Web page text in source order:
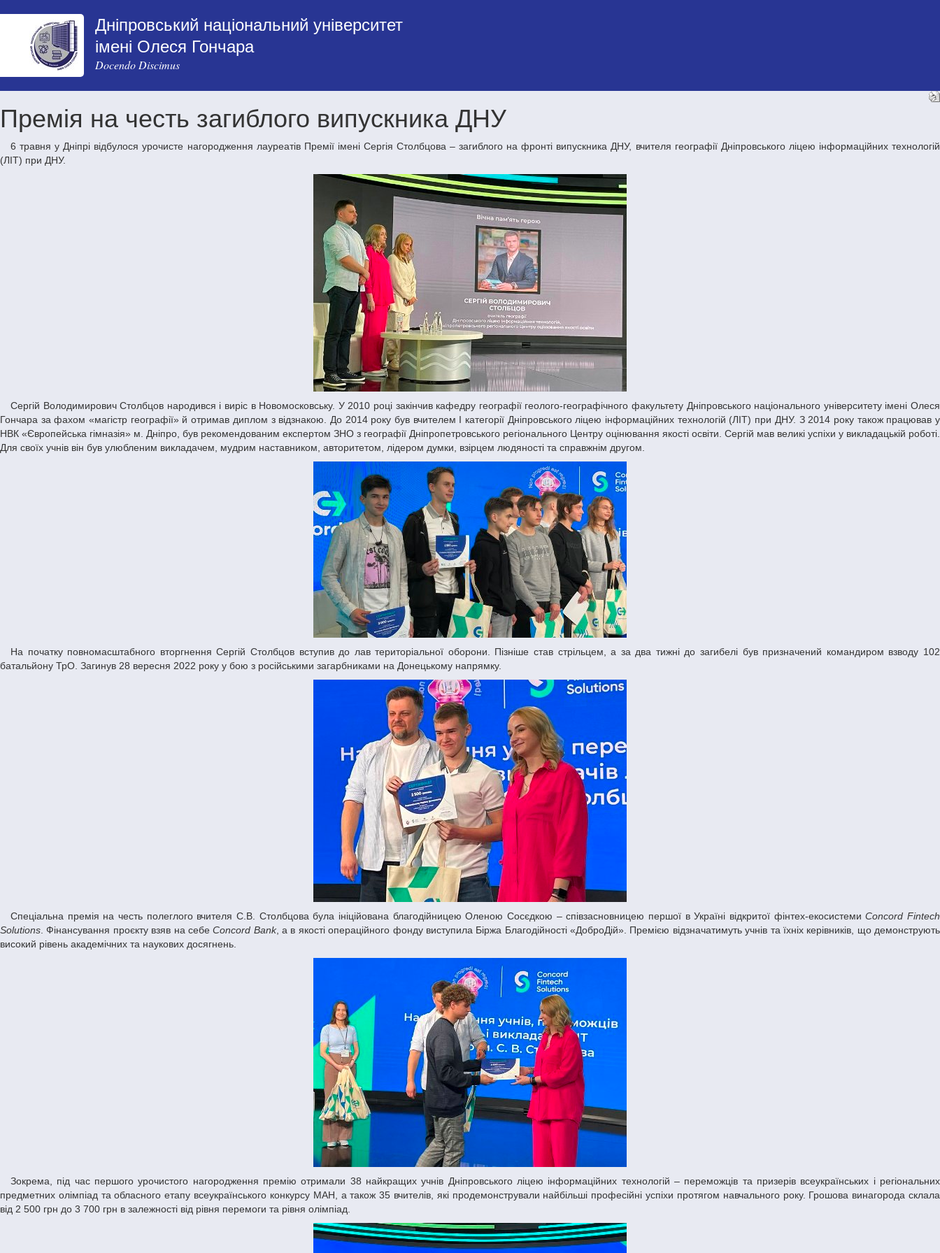
Дніпровський національний університет
імені Олеся Гончара
Docendo Discimus
Премія на честь загиблого випускника ДНУ
6 травня у Дніпрі відбулося урочисте нагородження лауреатів Премії імені Сергія Столбцова – загиблого на фронті випускника ДНУ, вчителя географії Дніпровського ліцею інформаційних технологій
(ЛІТ) при ДНУ.
Сергій Володимирович Столбцов народився і виріс в Новомосковську. У 2010 році закінчив кафедру географії геолого-географічного факультету Дніпровського національного університету імені Олеся
Гончара за фахом «магістр географії» й отримав диплом з відзнакою. До 2014 року був вчителем І категорії Дніпровського ліцею інформаційних технологій (ЛІТ) при ДНУ. З 2014 року також працював у
НВК «Європейська гімназія» м. Дніпро, був рекомендованим експертом ЗНО з географії Дніпропетровського регіонального Центру оцінювання якості освіти. Сергій мав великі успіхи у викладацькій роботі.
Для своїх учнів він був улюбленим викладачем, мудрим наставником, авторитетом, лідером думки, взірцем людяності та справжнім другом.
На початку повномасштабного вторгнення Сергій Столбцов вступив до лав територіальної оборони. Пізніше став стрільцем, а за два тижні до загибелі був призначений командиром взводу 102
батальйону ТрО. Загинув 28 вересня 2022 року у бою з російськими загарбниками на Донецькому напрямку.
Спеціальна премія на честь полеглого вчителя С.В. Столбцова була ініційована благодійницею Оленою Сосєдкою – співзасновницею першої в Україні відкритої фінтех-екосистемиConcord Fintech
Solutions . Фінансування проєкту взяв на себеConcord Bank, а в якості операційного фонду виступила Біржа Благодійності «ДоброДій». Премією відзначатимуть учнів та їхніх керівників, що демонструють
високий рівень академічних та наукових досягнень.
Зокрема, під час першого урочистого нагородження премію отримали 38 найкращих учнів Дніпровського ліцею інформаційних технологій – переможців та призерів всеукраїнських і регіональних
предметних олімпіад та обласного етапу всеукраїнського конкурсу МАН, а також 35 вчителів, які продемонстрували найбільші професійні успіхи протягом навчального року. Грошова винагорода склала
від 2 500 грн до 3 700 грн в залежності від рівня перемоги та рівня олімпіад.